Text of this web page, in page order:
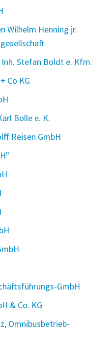
Wilhelm Henning jr.
Stefan Boldt e. Kfm.
Co KG
Bolle e. K.
Reisen GmbH
GmbH
& Co. KG
Omnibusbetrieb-